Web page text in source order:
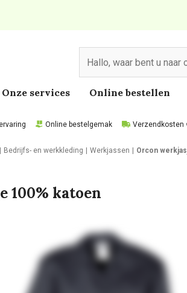
Onze services Online bestellen
Online bestelgemak Verzendkosten
Bedrijfs- en werkkleding Werkjassen Orcon
100% katoen